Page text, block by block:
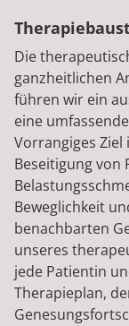
Die
ganzheitlichen
führen wir ein
eine
Vorrangiges
Beseitigung von
Beweglichkeit
benachbarten
unseres
jede Patientin
Therapieplan,